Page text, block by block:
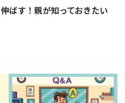
ばす！親が知っておきたい